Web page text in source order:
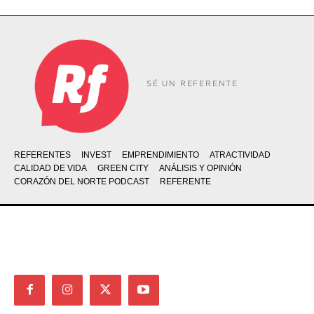
SÉ UN REFERENTE
REFERENTES INVEST EMPRENDIMIENTO
ATRACTIVIDAD
CALIDAD DE VIDA
GREEN CITY
ANÁLISIS Y OPINIÓN
CORAZÓN DEL NORTE PODCAST
REFERENTE